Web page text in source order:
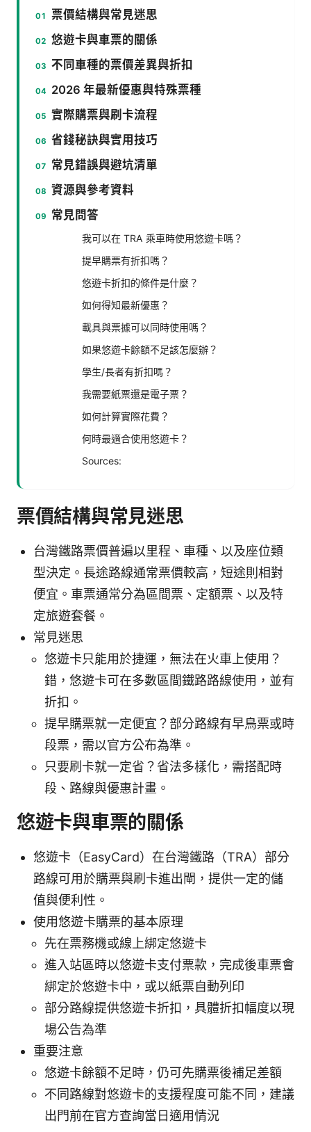
票價結構與常見迷思
悠遊卡與車票的關係
不同車種的票價差異與折扣
2026 年最新優惠與特殊票種
實際購票與刷卡流程
省錢秘訣與實用技巧
常見錯誤與避坑清單
資源與參考資料
常見問答
我可以在 TRA 乘車時使用悠遊卡嗎？
提早購票有折扣嗎？
悠遊卡折扣的條件是什麼？
如何得知最新優惠？
載具與票據可以同時使用嗎？
如果悠遊卡餘額不足該怎麼辦？
學生/長者有折扣嗎？
我需要紙票還是電子票？
如何計算實際花費？
何時最適合使用悠遊卡？
Sources:
票價結構與常見迷思
台灣鐵路票價普遍以里程、車種、以及座位類
型決定。長途路線通常票價較高，短途則相對
便宜。車票通常分為區間票、定額票、以及特
定旅遊套餐。
常見迷思
悠遊卡只能用於捷運，無法在火車上使用？
錯，悠遊卡可在多數區間鐵路路線使用，並有
折扣。
提早購票就一定便宜？部分路線有早鳥票或時
段票，需以官方公布為準。
只要刷卡就一定省？省法多樣化，需搭配時
段、路線與優惠計畫。
悠遊卡與車票的關係
悠遊卡（EasyCard）在台灣鐵路（TRA）部分
路線可用於購票與刷卡進出閘，提供一定的儲
值與便利性。
使用悠遊卡購票的基本原理
先在票務機或線上綁定悠遊卡
進入站區時以悠遊卡支付票款，完成後車票會
綁定於悠遊卡中，或以紙票自動列印
部分路線提供悠遊卡折扣，具體折扣幅度以現
場公告為準
重要注意
悠遊卡餘額不足時，仍可先購票後補足差額
不同路線對悠遊卡的支援程度可能不同，建議
出門前在官方查詢當日適用情況